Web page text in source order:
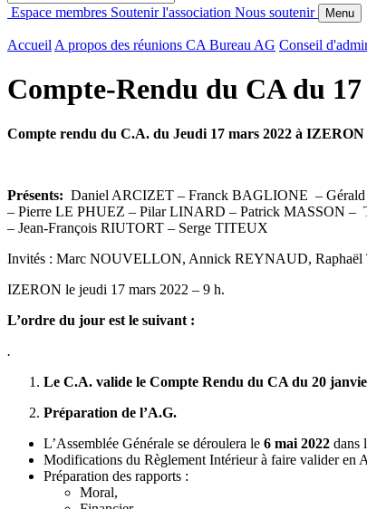
Espace membres Soutenir l'association Nous soutenir Menu
Accueil A propos des réunions CA Bureau AG Conseil
Compte-Rendu du CA du 17
Compte rendu du C.A. du Jeudi 17 mars 2022 à IZERON
Présents: Daniel ARCIZET – Franck BAGLIONE –
– Pierre LE PHUEZ – Pilar LINARD – Patrick MASSON
– Jean-François RIUTORT – Serge TITEUX
Invités : Marc NOUVELLON, Annick REYNAUD,
IZERON le jeudi 17 mars 2022 – 9 h.
L’ordre du jour est le suivant :
.
Le C.A. valide le Compte Rendu du CA du 20
Préparation de l’A.G.
L’Assemblée Générale se déroulera le 6 mai 2022 dans
Modifications du Règlement Intérieur à faire valider en
Préparation des rapports :
Moral,